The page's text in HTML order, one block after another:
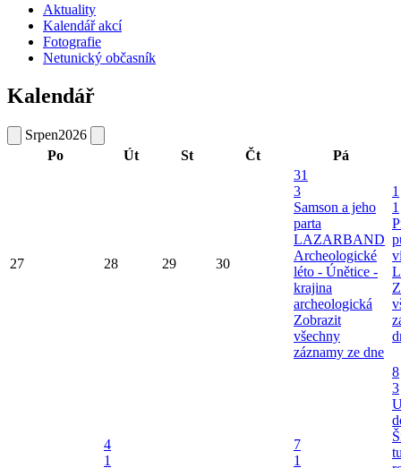
Aktuality
Kalendář akcí
Fotografie
Netunický občasník
Kalendář
Srpen2026
Po
Út St Čt Pá
27 28 29 30
31
3
Samson a jeho
parta
LAZARBAND
Archeologické
léto - Únětice -
krajina
archeologická
Zobrazit
všechny
záznamy ze dne
1
1
4
1
7
1
8
3